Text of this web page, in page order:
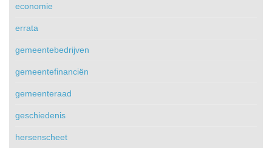
economie
errata
gemeentebedrijven
gemeentefinanciën
gemeenteraad
geschiedenis
hersenscheet